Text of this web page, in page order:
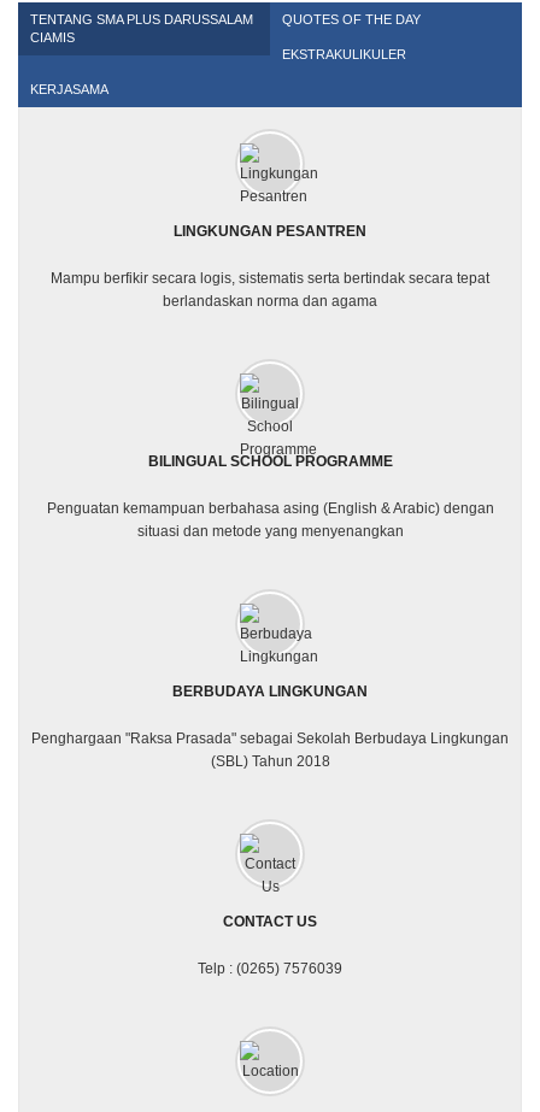
TENTANG SMA PLUS DARUSSALAM
CIAMIS
QUOTES OF THE DAY
EKSTRAKULIKULER
KERJASAMA
LINGKUNGAN PESANTREN
Mampu berfikir secara logis, sistematis serta bertindak secara tepat
berlandaskan norma dan agama
BILINGUAL SCHOOL PROGRAMME
Penguatan kemampuan berbahasa asing (English & Arabic) dengan
situasi dan metode yang menyenangkan
BERBUDAYA LINGKUNGAN
Penghargaan "Raksa Prasada" sebagai Sekolah Berbudaya Lingkungan
(SBL) Tahun 2018
CONTACT US
Telp : (0265) 7576039